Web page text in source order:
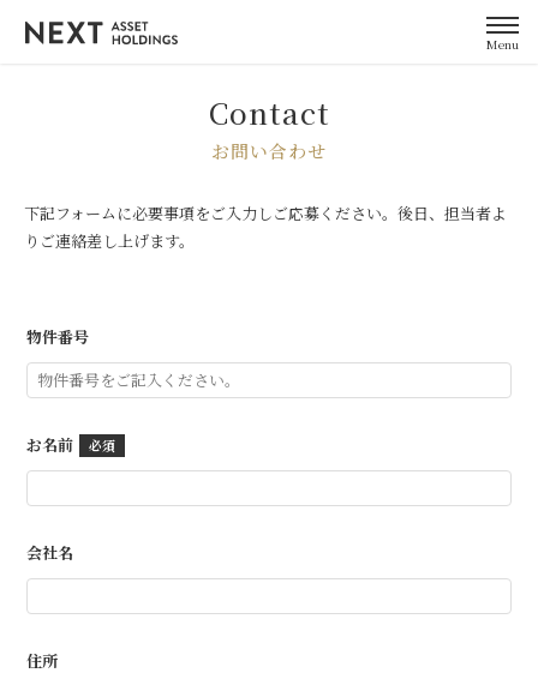
Menu
Contact
お問い合わせ
下記フォームに必要事項をご入力しご応募ください。後日、担当者よ
りご連絡差し上げます。
物件番号
お名前
会社名
住所